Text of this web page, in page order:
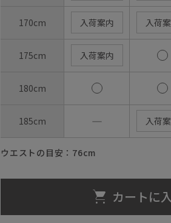
170cm 入荷案内 入荷
175cm 入荷案内
180cm
185cm ― 入荷
ウエストの目安： 76cm
カートに